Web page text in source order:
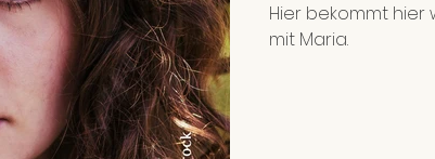
Hier bekommt hier
mit Maria.